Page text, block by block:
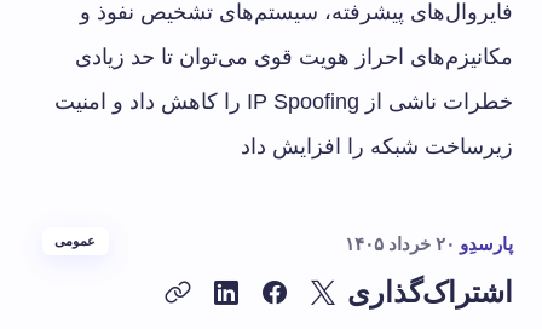
فایروال‌های پیشرفته، سیستم‌های تشخیص نفوذ و
مکانیزم‌های احراز هویت قوی می‌توان تا حد زیادی
خطرات ناشی از IP Spoofing را کاهش داد و امنیت
زیرساخت شبکه را افزایش داد
پارسدِو ۲۰ خرداد ۱۴۰۵ عمومی
اشتراک‌گذاری